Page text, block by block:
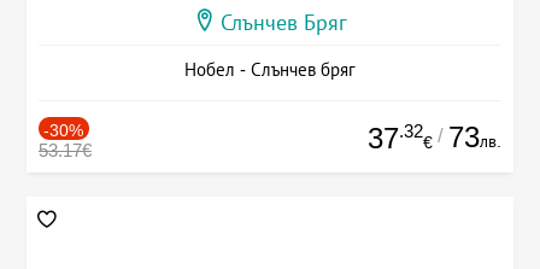
Слънчев Бряг
Нобел - Слънчев бряг
-30%
53.17€ 37.32
€ / 73лв.